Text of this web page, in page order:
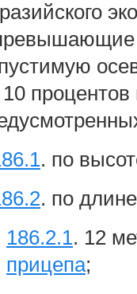
. по
. по
186.2.1. 12
прицепа;